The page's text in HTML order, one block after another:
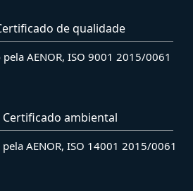
de qualidade
AENOR, ISO 9001 2015/0061
Certificado ambiental
pela AENOR, ISO 14001 2015/0061